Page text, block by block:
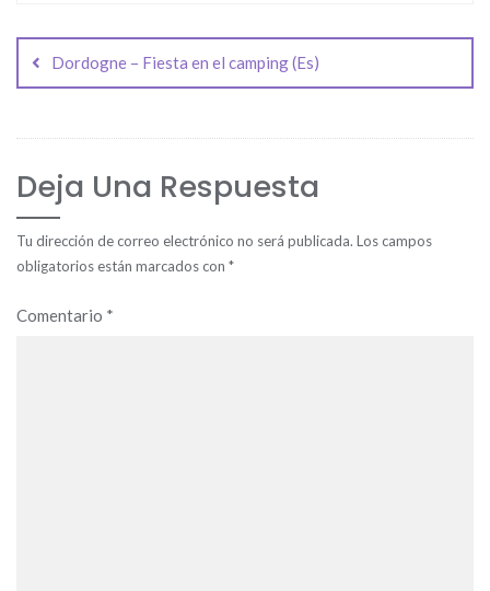
de
entradas
Dordogne – Fiesta en el camping (Es)
Deja Una Respuesta
Tu dirección de correo electrónico no será publicada. Los campos
obligatorios están marcados con *
Comentario *